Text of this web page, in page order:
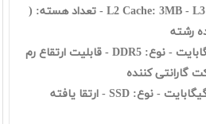
حافظه کش: L2 Cache: 3MB - L3 Cache: 16MB - تعداد هسته: (
رشته
ظرفیت: 32 گيگابايت - نوع: DDR5 - قابلیت ارتقاع رم
گارانتی کننده
ظرفیت: 1000 گیگابایت - نوع: SSD - ارتقا یافته